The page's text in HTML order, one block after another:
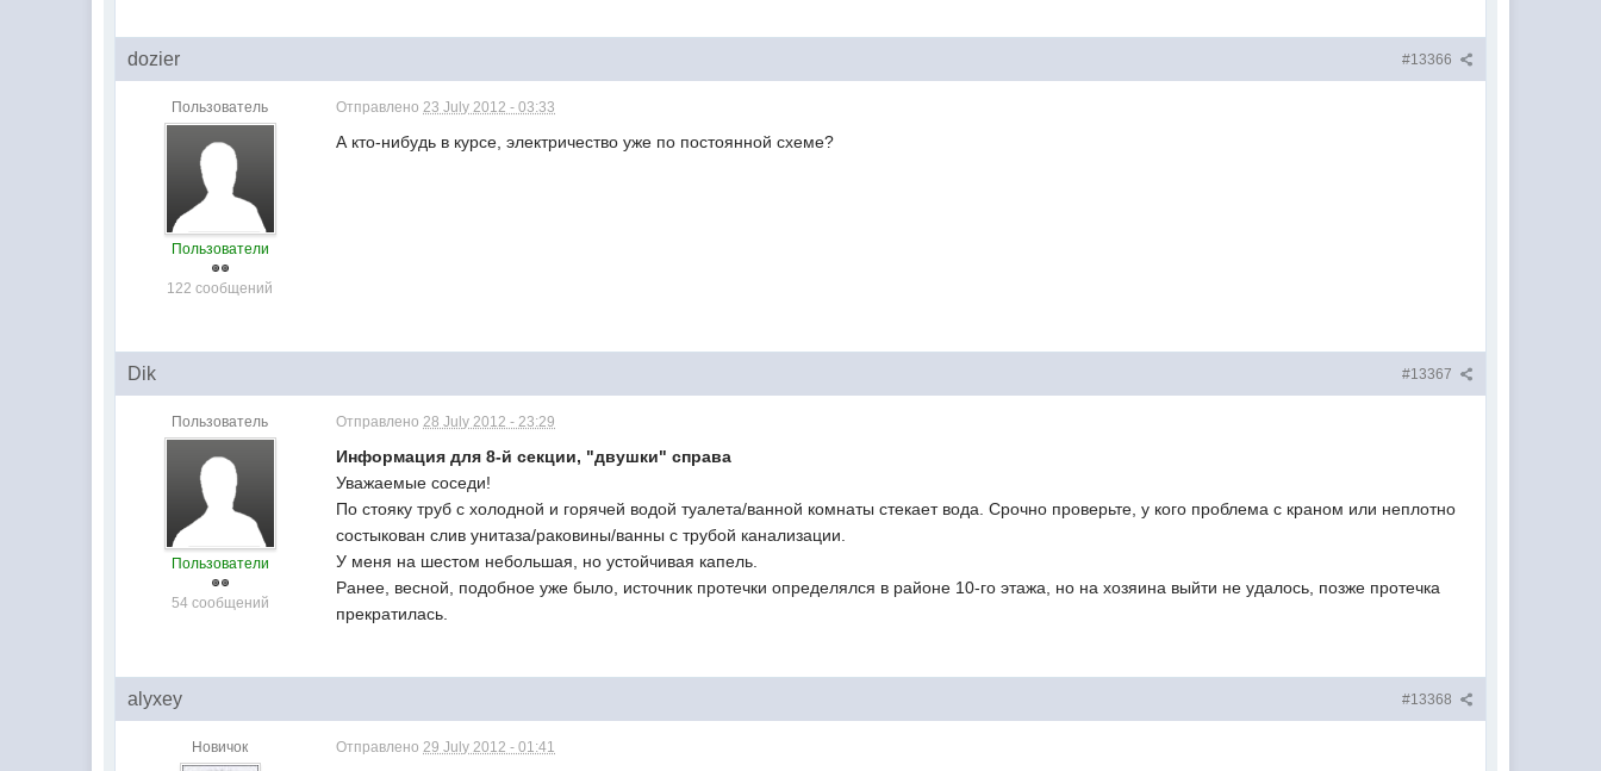
#13366
dozier
Пользователь
Пользователи
122 сообщений
Отправлено23 July 2012 - 03:33
А кто-нибудь в курсе, электричество уже по постоянной схеме?
#13367
Dik
Пользователь
Пользователи
54 сообщений
Отправлено28 July 2012 - 23:29
Информация для 8-й секции, "двушки" справа
Уважаемые соседи!
По стояку труб с холодной и горячей водой туалета/ванной комнаты стекает вода. Срочно проверьте, у кого проблема с краном или неплотно
состыкован слив унитаза/раковины/ванны с трубой канализации.
У меня на шестом небольшая, но устойчивая капель.
Ранее, весной, подобное уже было, источник протечки определялся в районе 10-го этажа, но на хозяина выйти не удалось, позже протечка
прекратилась.
#13368
alyxey
Новичок Отправлено29 July 2012 - 01:41